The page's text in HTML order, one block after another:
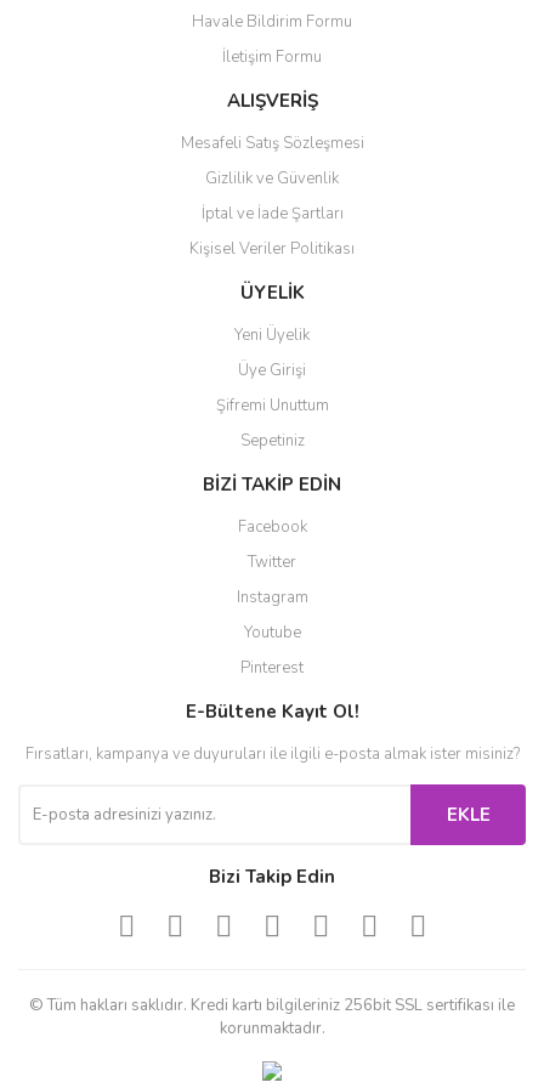
Ürün açıklamasında eksik bilgiler bulunuyor.
Ürün bilgilerinde hatalar bulunuyor.
Ürün fiyatı diğer sitelerden daha pahalı.
Gönder
Havale Bildirim Formu
İletişim Formu
ALIŞVERİŞ
Mesafeli Satış Sözleşmesi
Gizlilik ve Güvenlik
İptal ve İade Şartları
Kişisel Veriler Politikası
ÜYELİK
Yeni Üyelik
Üye Girişi
Şifremi Unuttum
Sepetiniz
BİZİ TAKİP EDİN
Facebook
Twitter
Instagram
Youtube
Pinterest
E-Bültene Kayıt Ol!
Fırsatları, kampanya ve duyuruları ile ilgili e-posta almak ister misiniz?
EKLE
Bizi Takip Edin
© Tüm hakları saklıdır. Kredi kartı bilgileriniz 256bit SSL sertifikası ile
korunmaktadır.